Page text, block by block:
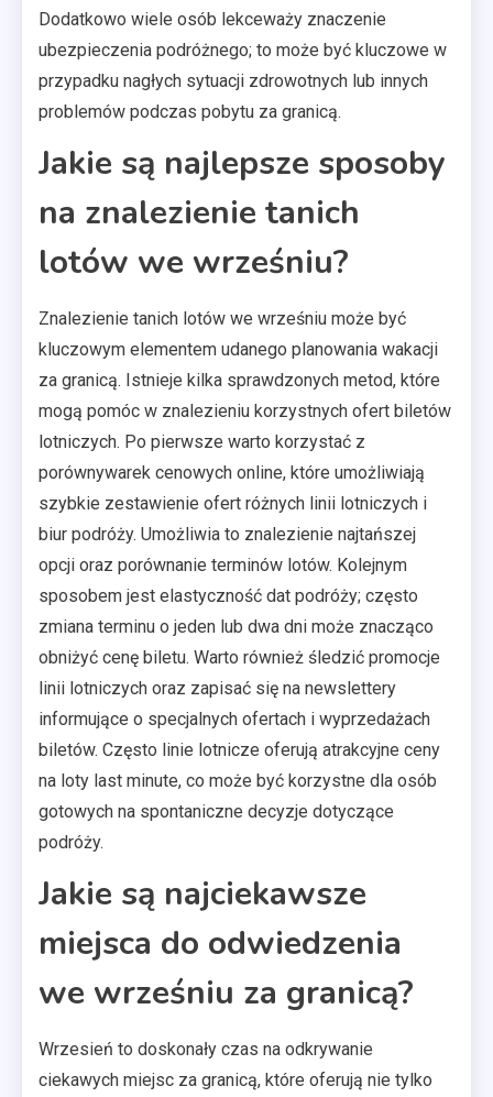
Dodatkowo wiele osób lekceważy znaczenie
ubezpieczenia podróżnego; to może być kluczowe w
przypadku nagłych sytuacji zdrowotnych lub innych
problemów podczas pobytu za granicą.
Jakie są najlepsze sposoby
na znalezienie tanich
lotów we wrześniu?
Znalezienie tanich lotów we wrześniu może być
kluczowym elementem udanego planowania wakacji
za granicą. Istnieje kilka sprawdzonych metod, które
mogą pomóc w znalezieniu korzystnych ofert biletów
lotniczych. Po pierwsze warto korzystać z
porównywarek cenowych online, które umożliwiają
szybkie zestawienie ofert różnych linii lotniczych i
biur podróży. Umożliwia to znalezienie najtańszej
opcji oraz porównanie terminów lotów. Kolejnym
sposobem jest elastyczność dat podróży; często
zmiana terminu o jeden lub dwa dni może znacząco
obniżyć cenę biletu. Warto również śledzić promocje
linii lotniczych oraz zapisać się na newslettery
informujące o specjalnych ofertach i wyprzedażach
biletów. Często linie lotnicze oferują atrakcyjne ceny
na loty last minute, co może być korzystne dla osób
gotowych na spontaniczne decyzje dotyczące
podróży.
Jakie są najciekawsze
miejsca do odwiedzenia
we wrześniu za granicą?
Wrzesień to doskonały czas na odkrywanie
ciekawych miejsc za granicą, które oferują nie tylko